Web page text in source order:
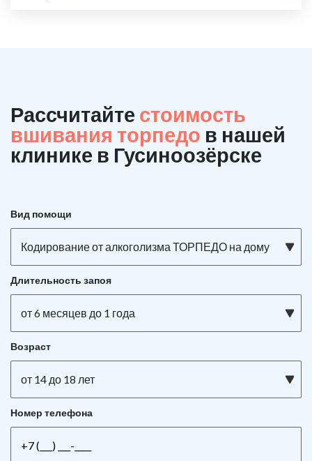
Рассчитайте стоимость
вшивания торпедо в нашей
клинике в Гусиноозёрске
Вид помощи
Кодирование от алкоголизма ТОРПЕДО на дому
Длительность запоя
от 6 месяцев до 1 года
Возраст
от 14 до 18 лет
Номер телефона